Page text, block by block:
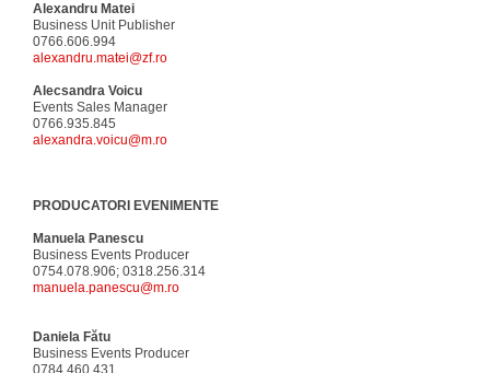
Alexandru Matei
Business Unit Publisher
0766.606.994
alexandru.matei@zf.ro
Alecsandra Voicu
Events Sales Manager
0766.935.845
alexandra.voicu@m.ro
PRODUCATORI EVENIMENTE
Manuela Panescu
Business Events Producer
0754.078.906; 0318.256.314
manuela.panescu@m.ro
Daniela Fătu
Business Events Producer
0784 460.431